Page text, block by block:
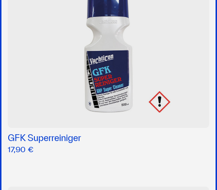
GFK Superreiniger
17,90 €